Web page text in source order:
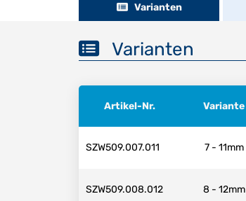
Varianten
Varianten
Artikel-Nr. Variante
SZW509.007.011 7 - 11mm
SZW509.008.012 8 - 12mm